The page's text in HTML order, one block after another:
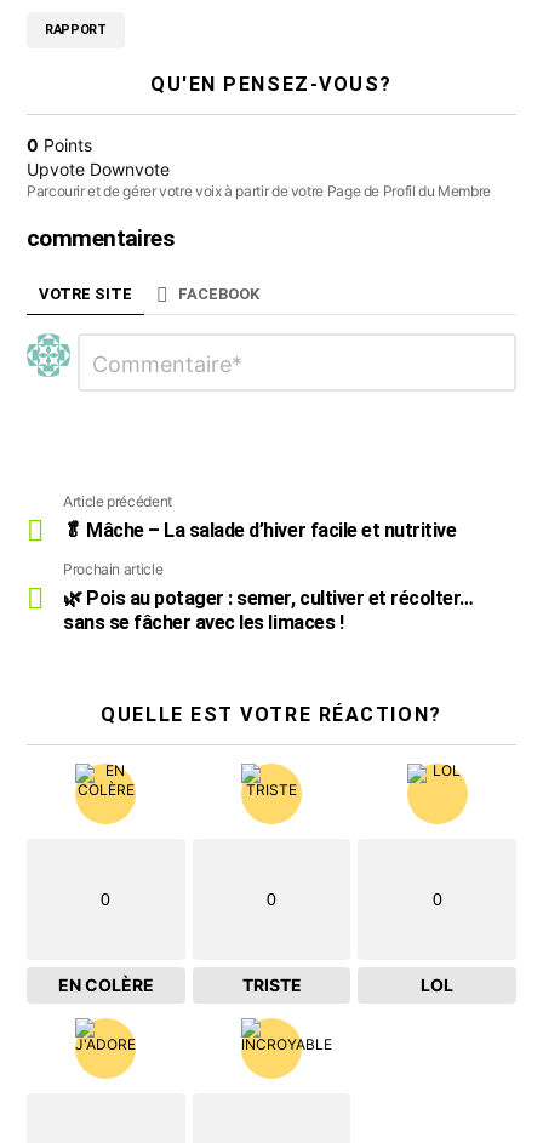
RAPPORT
QU'EN PENSEZ-VOUS?
0 Points
Upvote Downvote
Parcourir et de gérer votre voix à partir de votre Page de Profil du Membre
commentaires
VOTRE SITE FACEBOOK
Laisser
un
commentaire
plus
Article précédent
🥬 Mâche – La salade d’hiver facile et nutritive
Prochain article
🌿 Pois au potager : semer, cultiver et récolter…
sans se fâcher avec les limaces !
QUELLE EST VOTRE RÉACTION?
0
EN COLÈRE
0
TRISTE
0
LOL